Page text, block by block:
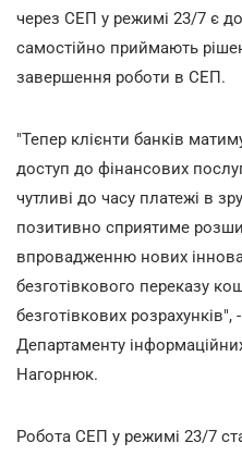
через СЕП у режимі 23/7 є
самостійно приймають
завершення роботи в СЕП.
"Тепер клієнти банків
доступ до фінансових
чутливі до часу платежі в
позитивно сприятиме
впровадженню нових
безготівкового переказу
безготівкових
Департаменту
Нагорнюк.
Робота СЕП у режимі 23/7